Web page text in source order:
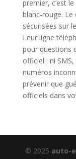
premier, c’est
blanc-rouge. Le
sécurisées sur
Leur ligne
pour questions
officiel : ni
numéros
prévenir que
officiels dans
© 2025 auto-